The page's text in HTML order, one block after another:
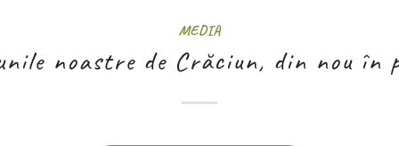
MEDIA
noastre de Crăciun, din nou în